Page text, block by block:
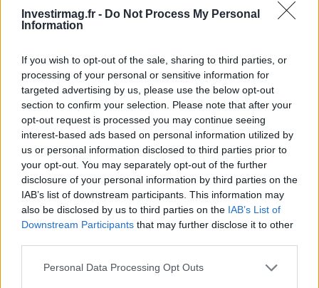
Investirmag.fr - Do Not Process My Personal
Information
If you wish to opt-out of the sale, sharing to third parties, or
processing of your personal or sensitive information for
targeted advertising by us, please use the below opt-out
section to confirm your selection. Please note that after your
opt-out request is processed you may continue seeing
interest-based ads based on personal information utilized by
us or personal information disclosed to third parties prior to
your opt-out. You may separately opt-out of the further
disclosure of your personal information by third parties on the
IAB’s list of downstream participants. This information may
also be disclosed by us to third parties on the IAB’s List of
Downstream Participants that may further disclose it to other
Please note that this website/app uses one or more Google
Personal Data Processing Opt Outs
DigiFinex